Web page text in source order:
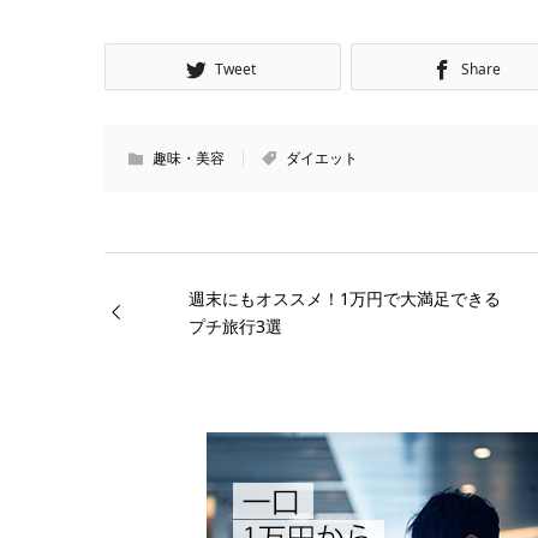
Tweet Share
趣味・美容 ダイエット
週末にもオススメ！1万円で大満足できる
プチ旅行3選